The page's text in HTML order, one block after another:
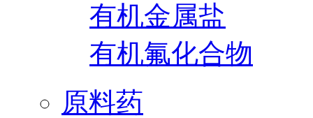
有机金属盐
有机氟化合物
原料药